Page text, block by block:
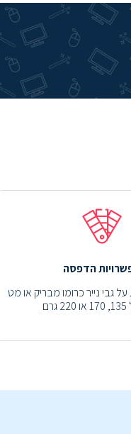
הדפסה
גבי נייר כרומו מבריק או מט